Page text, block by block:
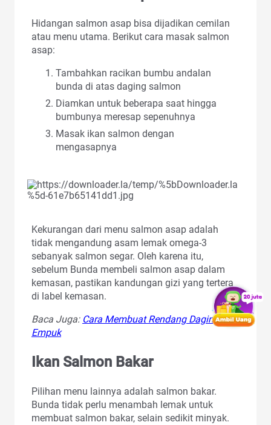
Hidangan salmon asap bisa dijadikan cemilan
atau menu utama. Berikut cara masak salmon
asap:
Tambahkan racikan bumbu andalan
bunda di atas daging salmon
Diamkan untuk beberapa saat hingga
bumbunya meresap sepenuhnya
Masak ikan salmon dengan
mengasapnya
Kekurangan dari menu salmon asap adalah
tidak mengandung asam lemak omega-3
sebanyak salmon segar. Oleh karena itu,
sebelum Bunda membeli salmon asap dalam
kemasan, pastikan kandungan gizi yang tertera
di label kemasan.
Baca Juga: Cara Membuat Rendang Daging
Empuk
Ikan Salmon Bakar
Pilihan menu lainnya adalah salmon bakar.
Bunda tidak perlu menambah lemak untuk
membuat salmon bakar, selain sedikit minyak.